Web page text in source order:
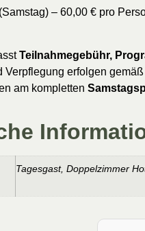
– 60,00 € pro
Teilnahmegebühr,
Verpflegung erfolgen
am kompletten
Tagesgast, Doppelzimmer